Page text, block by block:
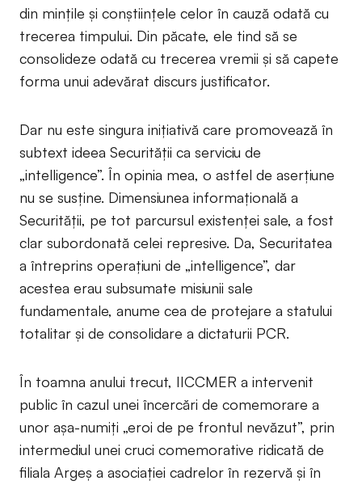
din mințile și conștiințele celor în cauză odată cu
trecerea timpului. Din păcate, ele tind să se
consolideze odată cu trecerea vremii și să capete
forma unui adevărat discurs justificator.
Dar nu este singura inițiativă care promovează în
subtext ideea Securității ca serviciu de
„intelligence”. În opinia mea, o astfel de aserțiune
nu se susține. Dimensiunea informațională a
Securității, pe tot parcursul existenței sale, a fost
clar subordonată celei represive. Da, Securitatea
a întreprins operațiuni de „intelligence”, dar
acestea erau subsumate misiunii sale
fundamentale, anume cea de protejare a statului
totalitar și de consolidare a dictaturii PCR.
În toamna anului trecut, IICCMER a intervenit
public în cazul unei încercări de comemorare a
unor așa-numiți „eroi de pe frontul nevăzut”, prin
intermediul unei cruci comemorative ridicată de
filiala Argeș a asociației cadrelor în rezervă și în